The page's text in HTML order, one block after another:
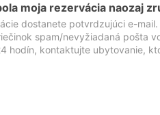
moja rezervácia naozaj
dostanete potvrdzujúci e-
spam/nevyžiadaná pošta
hodín, kontaktujte ubytovanie,